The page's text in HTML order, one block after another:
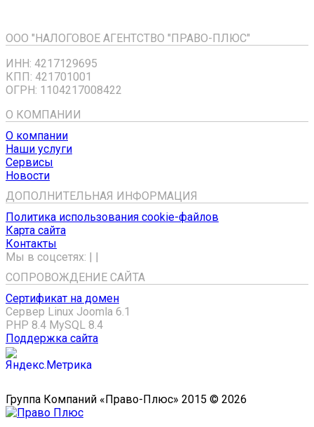
ООО "НАЛОГОВОЕ АГЕНТСТВО "ПРАВО-ПЛЮС"
ИНН: 4217129695
КПП: 421701001
ОГРН: 1104217008422
О КОМПАНИИ
О компании
Наши услуги
Сервисы
Новости
ДОПОЛНИТЕЛЬНАЯ ИНФОРМАЦИЯ
Политика использования cookie-файлов
Карта сайта
Контакты
Мы в соцсетях: | |
СОПРОВОЖДЕНИЕ САЙТА
Сертификат на домен
Сервер Linux Joomla 6.1
PHP 8.4 MySQL 8.4
Поддержка сайта
Группа Компаний «Право-Плюс» 2015 © 2026